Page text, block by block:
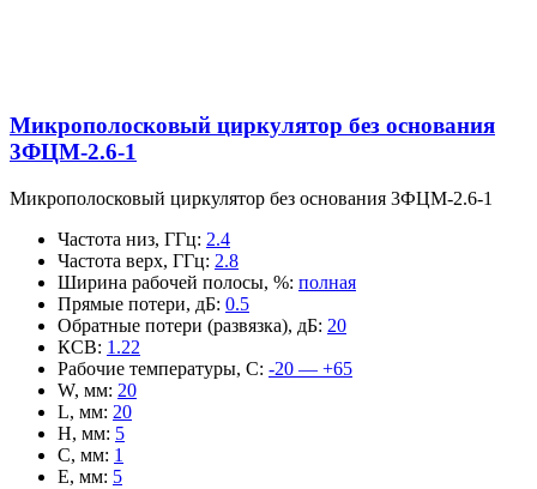
Микрополосковый циркулятор без основания
3ФЦМ-2.6-1
Микрополосковый циркулятор без основания 3ФЦМ-2.6-1
Частота низ, ГГц: 2.4
Частота верх, ГГц: 2.8
Ширина рабочей полосы, %: полная
Прямые потери, дБ: 0.5
Обратные потери (развязка), дБ: 20
КСВ: 1.22
Рабочие температуры, С: -20 — +65
W, мм: 20
L, мм: 20
H, мм: 5
C, мм: 1
E, мм: 5